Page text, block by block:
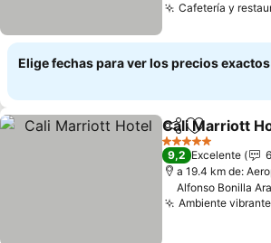
Cafetería y
Elige fechas para ver los precios exactos
CompartirAgregar a
Cali Marriott
5 Estrellas
9,2 Excelente
a 19.4 km de:
Alfonso Bonilla
Ambiente